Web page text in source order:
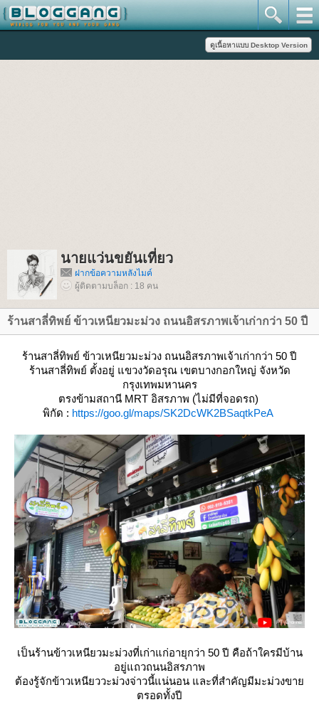
นายแว่นขยันเที่ยว
ฝากข้อความหลังไมค์
ผู้ติดตามบล็อก : 18 คน
ร้านสาลี่ทิพย์ ข้าวเหนียวมะม่วง ถนนอิสรภาพเจ้าเก่ากว่า 50 ปี
ร้านสาลี่ทิพย์ ข้าวเหนียวมะม่วง ถนนอิสรภาพเจ้าเก่ากว่า 50 ปี
ร้านสาลี่ทิพย์ ตั้งอยู่ แขวงวัดอรุณ เขตบางกอกใหญ่ จังหวัด
กรุงเทพมหานคร
ตรงข้ามสถานี MRT อิสรภาพ (ไม่มีที่จอดรถ)
พิกัด : https://goo.gl/maps/SK2DcWK2BSaqtkPeA
เป็นร้านข้าวเหนียวมะม่วงที่เก่าแก่อายุกว่า 50 ปี คือถ้าใครมีบ้าน
อยู่แถวถนนอิสรภาพ
ต้องรู้จักข้าวเหนียววะม่วงจ่าวนี้แน่นอน และที่สำคัญมีมะม่วงขา
ตรอดทั้งปี